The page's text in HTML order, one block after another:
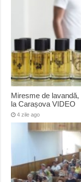
Miresme de
la Carașova VIDEO
4 zile ago